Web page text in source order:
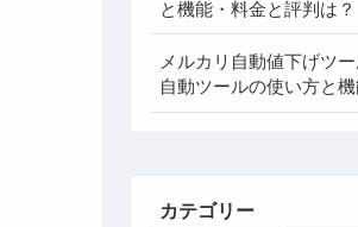
と機能・料金と評判は？
メルカリ自動値下げツ
自動ツールの使い方と
カテゴリー